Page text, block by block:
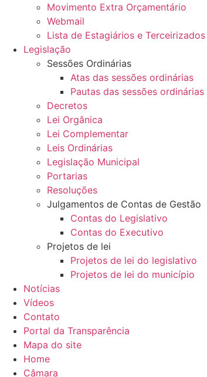
Movimento Extra Orçamentário
Webmail
Lista de Estagiários e Terceirizados
Legislação
Sessões Ordinárias
Atas das sessões ordinárias
Pautas das sessões ordinárias
Decretos
Lei Orgânica
Lei Complementar
Leis Ordinárias
Legislação Municipal
Portarias
Resoluções
Julgamentos de Contas de Gestão
Contas do Legislativo
Contas do Executivo
Projetos de lei
Projetos de lei do legislativo
Projetos de lei do município
Notícias
Vídeos
Contato
Portal da Transparência
Mapa do site
Home
Câmara